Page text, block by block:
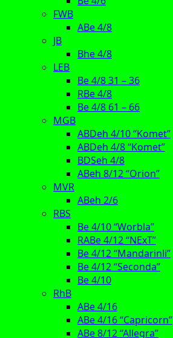
FWB
ABe 4/8
JB
Bhe 4/8
LEB
Be 4/8 31 – 36
RBe 4/8
Be 4/8 61 – 66
MGB
ABDeh 4/10 “Komet”
ABDeh 4/8 “Komet”
BDSeh 4/8
ABeh 8/12 “Orion”
MVR
ABeh 2/6
RBS
Be 4/10 “Worbla”
RABe 4/12 “NExT”
Be 4/12 “Mandarinli”
Be 4/12 “Seconda”
Be 4/10
RhB
ABe 4/16
ABe 4/16 “Capricorn”
ABe 8/12 “Allegra”